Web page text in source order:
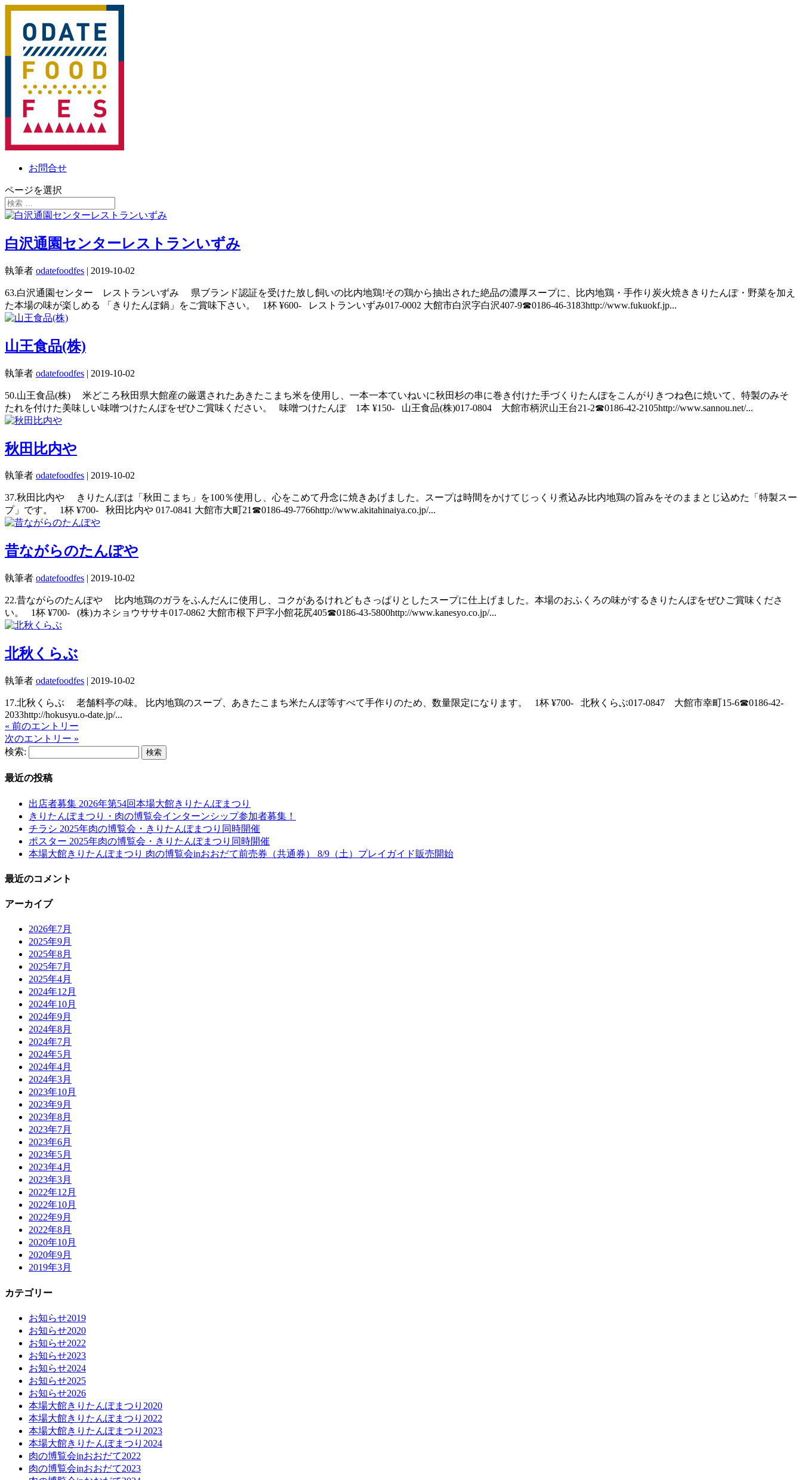
お問合せ
ページを選択
白沢通園センターレストランいずみ
執筆者 odatefoodfes | 2019-10-02
63.白沢通園センター レストランいずみ 県ブランド認証を受けた放し飼いの比内地鶏!その鶏から抽出された絶品の濃厚スープに、比内地鶏・手作り炭火焼ききりたんぽ・野菜を加え
た本場の味が楽しめる 「きりたんぽ鍋」をご賞味下さい。 1杯 ¥600- レストランいずみ017-0002 大館市白沢字白沢407-9☎0186-46-3183http://www.fukuokf.jp...
山王食品(株)
執筆者 odatefoodfes | 2019-10-02
50.山王食品(株) 米どころ秋田県大館産の厳選されたあきたこまち米を使用し、一本一本ていねいに秋田杉の串に巻き付けた手づくりたんぽをこんがりきつね色に焼いて、特製のみそ
たれを付けた美味しい味噌つけたんぽをぜひご賞味ください。 味噌つけたんぽ 1本 ¥150- 山王食品(株)017-0804 大館市柄沢山王台21-2☎0186-42-2105http://www.sannou.net/...
秋田比内や
執筆者 odatefoodfes | 2019-10-02
37.秋田比内や きりたんぽは「秋田こまち」を100％使用し、心をこめて丹念に焼きあげました。スープは時間をかけてじっくり煮込み比内地鶏の旨みをそのままとじ込めた「特製スー
プ」です。 1杯 ¥700- 秋田比内や 017-0841 大館市大町21☎0186-49-7766http://www.akitahinaiya.co.jp/...
昔ながらのたんぽや
執筆者 odatefoodfes | 2019-10-02
22.昔ながらのたんぽや 比内地鶏のガラをふんだんに使用し、コクがあるけれどもさっぱりとしたスープに仕上げました。本場のおふくろの味がするきりたんぽをぜひご賞味くださ
い。 1杯 ¥700- (株)カネショウササキ017-0862 大館市根下戸字小館花尻405☎0186-43-5800http://www.kanesyo.co.jp/...
北秋くらぶ
執筆者 odatefoodfes | 2019-10-02
17.北秋くらぶ 老舗料亭の味。 比内地鶏のスープ、あきたこまち米たんぽ等すべて手作りのため、数量限定になります。 1杯 ¥700- 北秋くらぶ017-0847 大館市幸町15-6☎0186-42-
2033http://hokusyu.o-date.jp/...
« 前のエントリー
次のエントリー »
検索:
最近の投稿
出店者募集 2026年第54回本場大館きりたんぽまつり
きりたんぽまつり・肉の博覧会インターンシップ参加者募集！
チラシ 2025年肉の博覧会・きりたんぽまつり同時開催
ポスター 2025年肉の博覧会・きりたんぽまつり同時開催
本場大館きりたんぽまつり 肉の博覧会inおおだて前売券（共通券） 8/9（土）プレイガイド販売開始
最近のコメント
アーカイブ
2026年7月
2025年9月
2025年8月
2025年7月
2025年4月
2024年12月
2024年10月
2024年9月
2024年8月
2024年7月
2024年5月
2024年4月
2024年3月
2023年10月
2023年9月
2023年8月
2023年7月
2023年6月
2023年5月
2023年4月
2023年3月
2022年12月
2022年10月
2022年9月
2022年8月
2020年10月
2020年9月
2019年3月
カテゴリー
お知らせ2019
お知らせ2020
お知らせ2022
お知らせ2023
お知らせ2024
お知らせ2025
お知らせ2026
本場大館きりたんぽまつり2020
本場大館きりたんぽまつり2022
本場大館きりたんぽまつり2023
本場大館きりたんぽまつり2024
肉の博覧会inおおだて2022
肉の博覧会inおおだて2023